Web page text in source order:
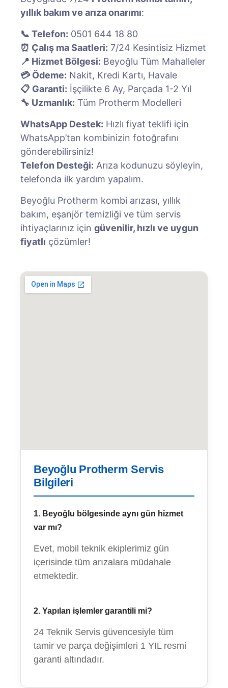
yıllık bakım ve arıza onarımı:
📞 Telefon: 0501 644 18 80
⏰ Çalış ma Saatleri: 7/24 Kesintisiz Hizmet
📍 Hizmet Bölgesi: Beyoğlu Tüm Mahalleler
💳 Ödeme: Nakit, Kredi Kartı, Havale
📋 Garanti: İşçilikte 6 Ay, Parçada 1-2 Yıl
🔧 Uzmanlık: Tüm Protherm Modelleri
WhatsApp Destek: Hızlı fiyat teklifi için
WhatsApp’tan kombinizin fotoğrafını
gönderebilirsiniz!
Telefon Desteği: Arıza kodunuzu söyleyin,
telefonda ilk yardım yapalım.
Beyoğlu Protherm kombi arızası, yıllık
bakım, eşanjör temizliği ve tüm servis
ihtiyaçlarınız için güvenilir, hızlı ve uygun
fiyatlı çözümler!
Beyoğlu Protherm Servis
Bilgileri
1. Beyoğlu bölgesinde aynı gün hizmet
var mı?
Evet, mobil teknik ekiplerimiz gün
içerisinde tüm arızalara müdahale
etmektedir.
2. Yapılan işlemler garantili mi?
24 Teknik Servis güvencesiyle tüm
tamir ve parça değişimleri 1 YIL resmi
garanti altındadır.